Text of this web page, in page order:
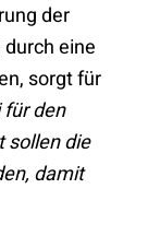
der
eine
sorgt für
für den
sollen die
damit